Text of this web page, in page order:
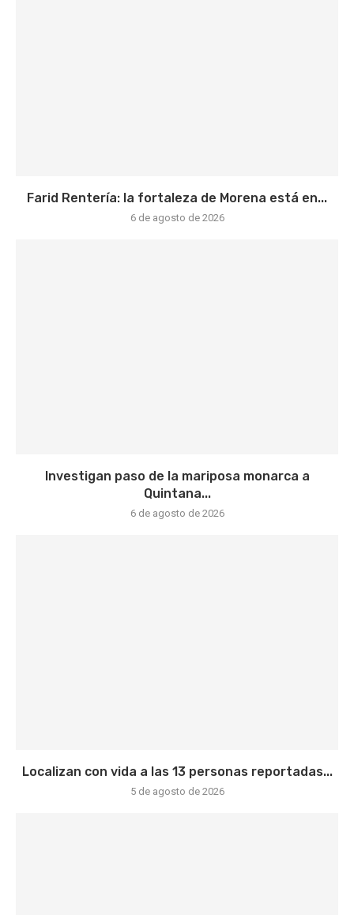
Farid Rentería: la fortaleza de Morena está en...
6 de agosto de 2026
Investigan paso de la mariposa monarca a
Quintana...
6 de agosto de 2026
Localizan con vida a las 13 personas reportadas...
5 de agosto de 2026